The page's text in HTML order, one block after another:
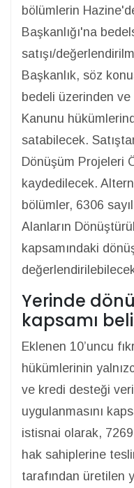
bölümlerin
Başkanlığı'na
satışı/
Başkanlık, söz
bedeli üzerinden ve
Kanunu
satabilecek.
Dönüşüm Projeleri
kaydedilecek.
bölümler, 6306
Alanların
kapsamındaki
Yerinde
kapsamı
Eklenen 10’uncu
hükümlerinin
ve kredi desteği
uygulanmasını
istisnai olarak, 7269
hak sahiplerine
tarafından üretilen